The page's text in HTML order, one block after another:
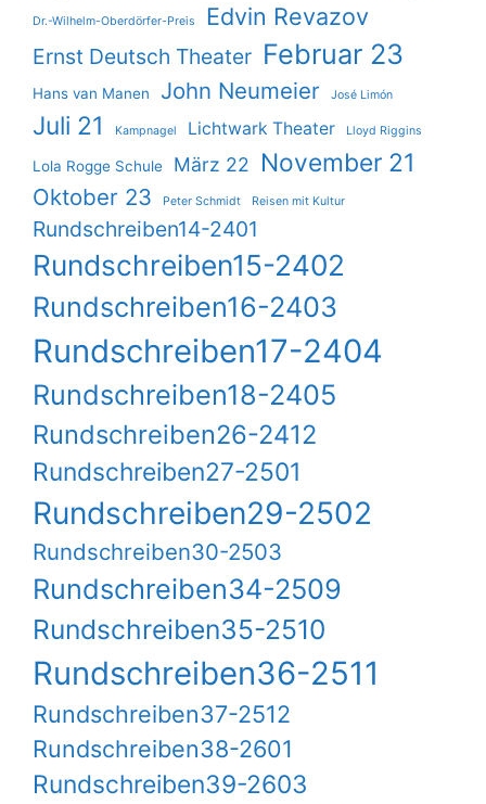
Dr.-Wilhelm-Oberdörfer-Preis Edvin Revazov
Ernst Deutsch Theater Februar 23
Hans van Manen John Neumeier José Limón
Juli 21 Kampnagel Lichtwark Theater Lloyd Riggins
Lola Rogge Schule März 22 November 21
Oktober 23 Peter Schmidt Reisen mit Kultur
Rundschreiben14-2401
Rundschreiben15-2402
Rundschreiben16-2403
Rundschreiben17-2404
Rundschreiben18-2405
Rundschreiben26-2412
Rundschreiben27-2501
Rundschreiben29-2502
Rundschreiben30-2503
Rundschreiben34-2509
Rundschreiben35-2510
Rundschreiben36-2511
Rundschreiben37-2512
Rundschreiben38-2601
Rundschreiben39-2603